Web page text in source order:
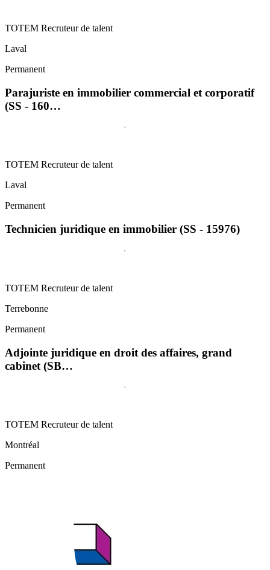
TOTEM Recruteur de talent
Laval
Permanent
Parajuriste en immobilier commercial et corporatif
(SS - 160…
TOTEM Recruteur de talent
Laval
Permanent
Technicien juridique en immobilier (SS - 15976)
TOTEM Recruteur de talent
Terrebonne
Permanent
Adjointe juridique en droit des affaires, grand
cabinet (SB…
TOTEM Recruteur de talent
Montréal
Permanent